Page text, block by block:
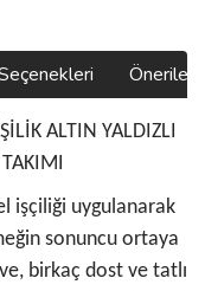
ALTIN YALDIZLI
işçiliği uygulanarak
sonuncu ortaya
birkaç dost ve tatlı